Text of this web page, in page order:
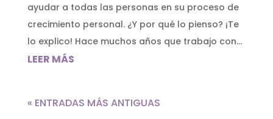
ayudar a todas las personas en su proceso de
crecimiento personal. ¿Y por qué lo pienso? ¡Te
lo explico! Hace muchos años que trabajo con...
LEER MÁS
« ENTRADAS MÁS ANTIGUAS